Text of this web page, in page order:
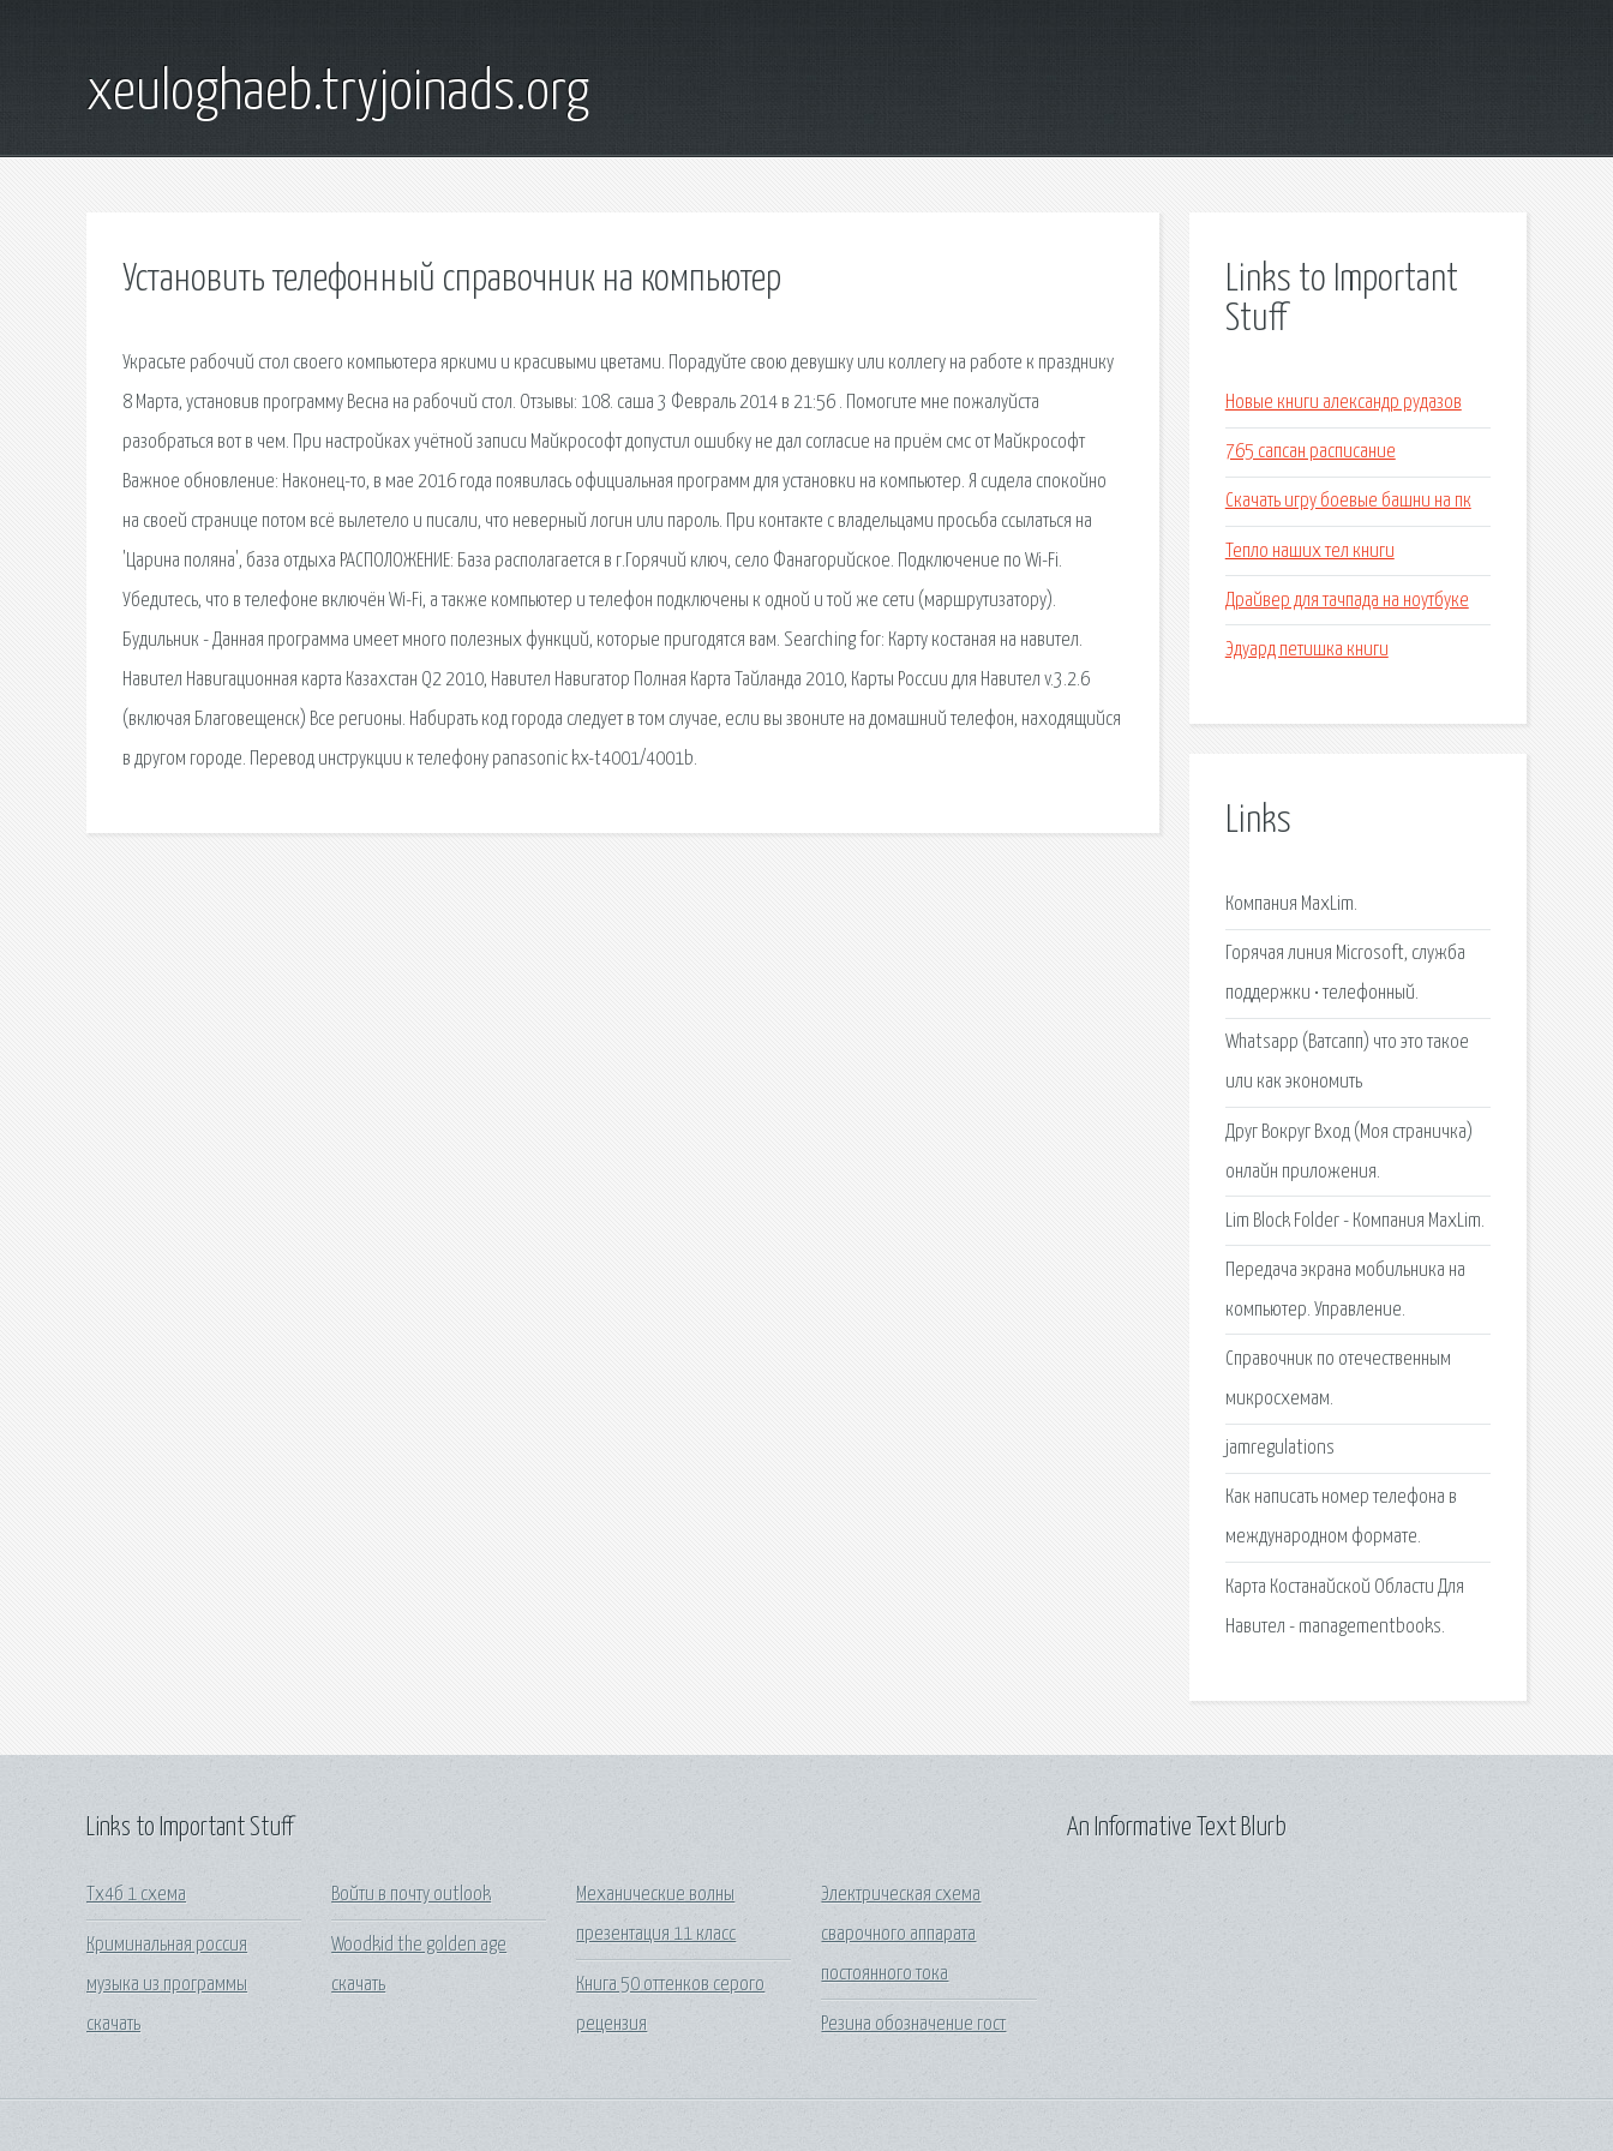
xeuloghaeb.tryjoinads.org
Установить телефонный справочник на компьютер
Украсьте рабочий стол своего компьютера яркими и красивыми цветами. Порадуйте свою девушку или коллегу на работе к празднику
8 Марта, установив программу Весна на рабочий стол. Отзывы: 108. саша 3 Февраль 2014 в 21:56 . Помогите мне пожалуйста
разобраться вот в чем. При настройках учётной записи Майкрософт допустил ошибку не дал согласие на приём смс от Майкрософт
Важное обновление: Наконец-то, в мае 2016 года появилась официальная программ для установки на компьютер. Я сидела спокойно
на своей странице потом всё вылетело и писали, что неверный логин или пароль. При контакте с владельцами просьба ссылаться на
'Царина поляна', база отдыха РАСПОЛОЖЕНИЕ: База располагается в г.Горячий ключ, село Фанагорийское. Подключение по Wi-Fi.
Убедитесь, что в телефоне включён Wi-Fi, а также компьютер и телефон подключены к одной и той же сети (маршрутизатору).
Будильник - Данная программа имеет много полезных функций, которые пригодятся вам. Searching for: Карту костаная на навител.
Навител Навигационная карта Казахстан Q2 2010, Навител Навигатор Полная Карта Тайланда 2010, Карты России для Навител v.3.2.6
(включая Благовещенск) Все регионы. Набирать код города следует в том случае, если вы звоните на домашний телефон, находящийся
в другом городе. Перевод инструкции к телефону panasonic kx-t4001/4001b.
Links to Important
Stuff
Новые книги александр рудазов
765 сапсан расписание
Скачать игру боевые башни на пк
Тепло наших тел книги
Драйвер для тачпада на ноутбуке
Эдуард петишка книги
Links
Компания MaxLim.
Горячая линия Microsoft, служба
поддержки • телефонный.
Whatsapp (Ватсапп) что это такое
или как экономить
Друг Вокруг Вход (Моя страничка)
онлайн приложения.
Lim Block Folder - Компания MaxLim.
Передача экрана мобильника на
компьютер. Управление.
Справочник по отечественным
микросхемам.
jamregulations
Как написать номер телефона в
международном формате.
Карта Костанайской Области Для
Навител - managementbooks.
Links to Important Stuff
Тх4б 1 схема
Криминальная россия
музыка из программы
скачать
Войти в почту outlook
Woodkid the golden age
скачать
Механические волны
презентация 11 класс
Книга 50 оттенков серого
рецензия
Электрическая схема
сварочного аппарата
постоянного тока
Резина обозначение гост
An Informative Text Blurb